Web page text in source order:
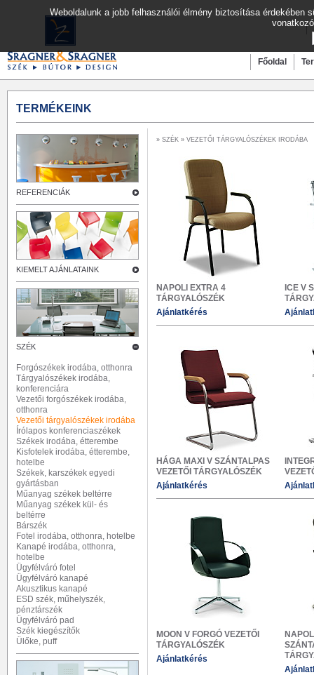
Főoldal
TERMÉKEINK
REFERENCIÁK
KIEMELT AJÁNLATAINK
SZÉK
Forgószékek irodába, otthonra
Tárgyalószékek irodába,
konferenciára
Vezetői forgószékek irodába,
otthonra
Vezetői tárgyalószékek irodába
Írólapos konferenciaszékek
Székek irodába, étterembe
Kisfotelek irodába, étterembe,
hotelbe
Székek, karszékek egyedi
gyártásban
Műanyag székek beltérre
Műanyag székek kül- és
beltérre
Bárszék
Fotel irodába, otthonra, hotelbe
Kanapé irodába, otthonra,
hotelbe
Ügyfélváró fotel
Ügyfélváró kanapé
Akusztikus kanapé
ESD szék, műhelyszék,
pénztárszék
Ügyfélváró pad
Szék kiegészítők
Ülőke, puff
» SZÉK » VEZETŐI TÁRGYALÓSZÉKEK IRODÁBA
NAPOLI EXTRA 4
TÁRGYALÓSZÉK
Ajánlatkérés
ICE V
HÁGA MAXI V SZÁNTALPAS
VEZETŐI TÁRGYALÓSZÉK
Ajánlatkérés
MOON V FORGÓ VEZETŐI
TÁRGYALÓSZÉK
Ajánlatkérés
Weboldalunk a jobb felhasználói élmény biztosítása érdekében